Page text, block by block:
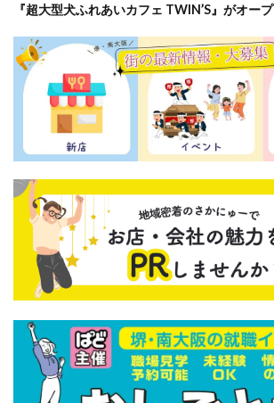
『超大型犬ふれあいカフェ TWIN’S』がオープ